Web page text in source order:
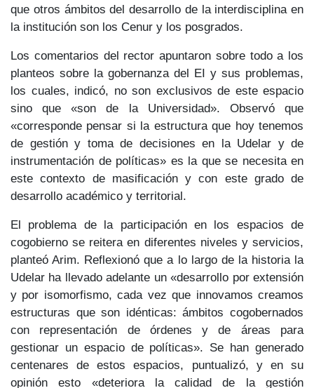
que otros ámbitos del desarrollo de la interdisciplina en
la institución son los Cenur y los posgrados.
Los comentarios del rector apuntaron sobre todo a los
planteos sobre la gobernanza del EI y sus problemas,
los cuales, indicó, no son exclusivos de este espacio
sino que «son de la Universidad». Observó que
«corresponde pensar si la estructura que hoy tenemos
de gestión y toma de decisiones en la Udelar y de
instrumentación de políticas» es la que se necesita en
este contexto de masificación y con este grado de
desarrollo académico y territorial.
El problema de la participación en los espacios de
cogobierno se reitera en diferentes niveles y servicios,
planteó Arim. Reflexionó que a lo largo de la historia la
Udelar ha llevado adelante un «desarrollo por extensión
y por isomorfismo, cada vez que innovamos creamos
estructuras que son idénticas: ámbitos cogobernados
con representación de órdenes y de áreas para
gestionar un espacio de políticas». Se han generado
centenares de estos espacios, puntualizó, y en su
opinión esto «deteriora la calidad de la gestión